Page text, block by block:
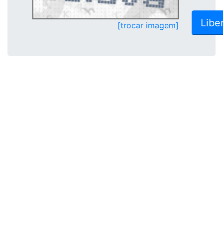
[trocar imagem]